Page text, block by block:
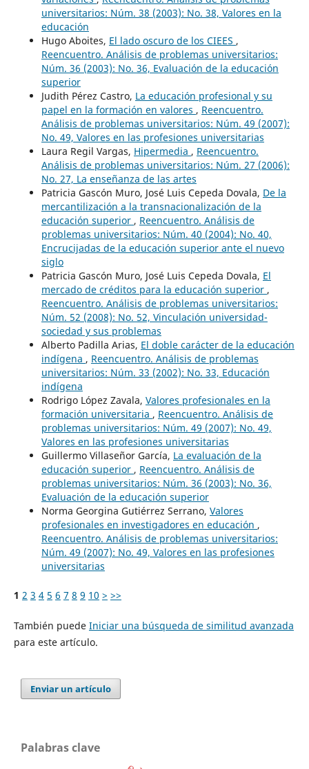
universitarios: Núm. 38 (2003): No. 38, Valores en la
educación
Hugo Aboites, El lado oscuro de los CIEES ,
Reencuentro. Análisis de problemas universitarios:
Núm. 36 (2003): No. 36, Evaluación de la educación
superior
Judith Pérez Castro, La educación profesional y su
papel en la formación en valores , Reencuentro.
Análisis de problemas universitarios: Núm. 49 (2007):
No. 49, Valores en las profesiones universitarias
Laura Regil Vargas, Hipermedia , Reencuentro.
Análisis de problemas universitarios: Núm. 27 (2006):
No. 27, La enseñanza de las artes
Patricia Gascón Muro, José Luis Cepeda Dovala, De la
mercantilización a la transnacionalización de la
educación superior , Reencuentro. Análisis de
problemas universitarios: Núm. 40 (2004): No. 40,
Encrucijadas de la educación superior ante el nuevo
siglo
Patricia Gascón Muro, José Luis Cepeda Dovala, El
mercado de créditos para la educación superior ,
Reencuentro. Análisis de problemas universitarios:
Núm. 52 (2008): No. 52, Vinculación universidad-
sociedad y sus problemas
Alberto Padilla Arias, El doble carácter de la educación
indígena , Reencuentro. Análisis de problemas
universitarios: Núm. 33 (2002): No. 33, Educación
indígena
Rodrigo López Zavala, Valores profesionales en la
formación universitaria , Reencuentro. Análisis de
problemas universitarios: Núm. 49 (2007): No. 49,
Valores en las profesiones universitarias
Guillermo Villaseñor García, La evaluación de la
educación superior , Reencuentro. Análisis de
problemas universitarios: Núm. 36 (2003): No. 36,
Evaluación de la educación superior
Norma Georgina Gutiérrez Serrano, Valores
profesionales en investigadores en educación ,
Reencuentro. Análisis de problemas universitarios:
Núm. 49 (2007): No. 49, Valores en las profesiones
universitarias
1 2 3 4 5 6 7 8 9 10 > >>
También puede Iniciar una búsqueda de similitud avanzada
para este artículo.
Enviar un artículo
Palabras clave